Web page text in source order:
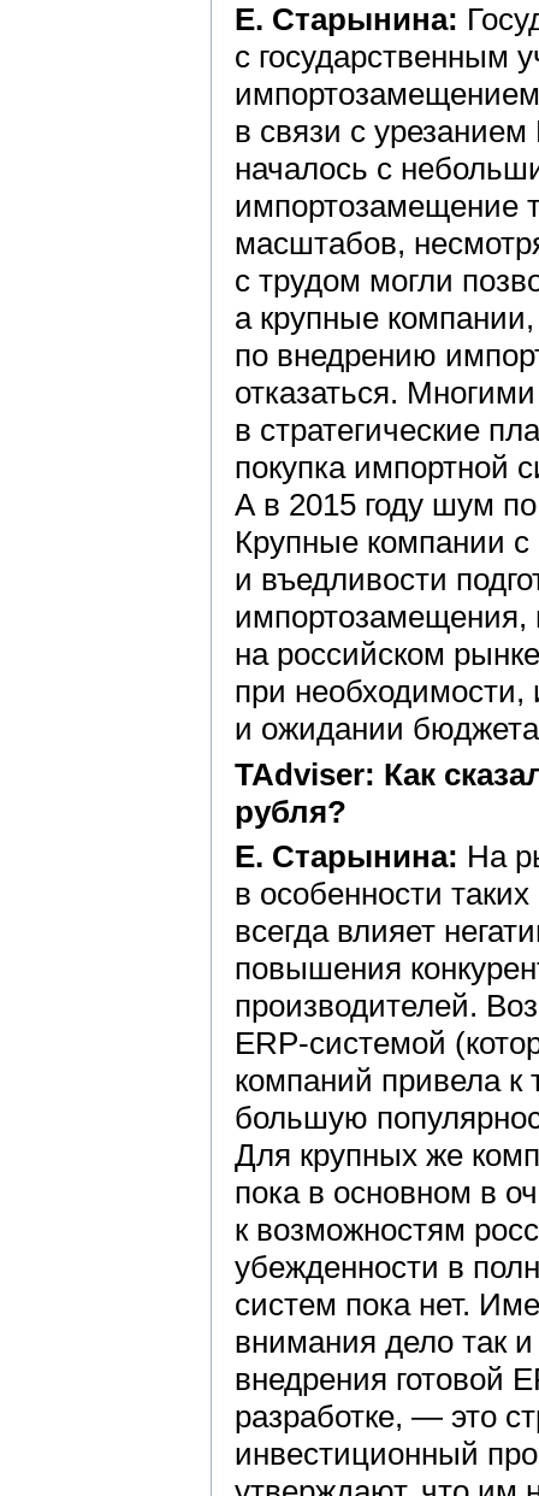
Е. Старынина:
с государственным
в связи с
началось с
импортозамещение
масштабов,
с трудом могли
а крупные
по внедрению
отказаться.
в стратегические
покупка импортной
А в 2015 году шум
Крупные компании
и въедливости
импортозамещения,
на российском
при необходимости,
и ожидании
TAdviser: Как
рубля?
Е. Старынина: На
в особенности
всегда влияет
повышения
производителей.
ERP-системой
компаний привела к
большую
Для крупных же
пока в основном в
к возможностям
убежденности в
систем пока нет.
внимания дело так
внедрения готовой
разработке, — это
инвестиционный